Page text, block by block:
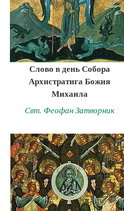
Слово в день Собора
Архистратига Божия
Михаила
Свт. Феофан Затворник